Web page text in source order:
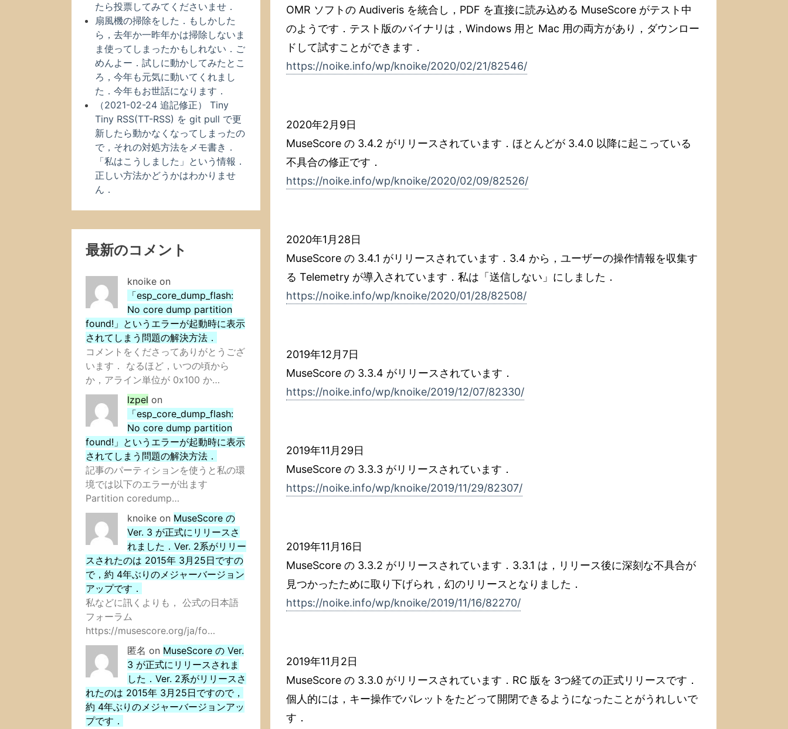
OMR ソフトの Audiveris を統合し，PDF を直接に読み込める MuseScore がテスト中
のようです．テスト版のバイナリは，Windows 用と Mac 用の両方があり，ダウンロー
ドして試すことができます．
https://noike.info/wp/knoike/2020/02/21/82546/
2020年2月9日
MuseScore の 3.4.2 がリリースされています．ほとんどが 3.4.0 以降に起こっている
不具合の修正です．
https://noike.info/wp/knoike/2020/02/09/82526/
2020年1月28日
MuseScore の 3.4.1 がリリースされています．3.4 から，ユーザーの操作情報を収集す
る Telemetry が導入されています．私は「送信しない」にしました．
https://noike.info/wp/knoike/2020/01/28/82508/
2019年12月7日
MuseScore の 3.3.4 がリリースされています．
https://noike.info/wp/knoike/2019/12/07/82330/
2019年11月29日
MuseScore の 3.3.3 がリリースされています．
https://noike.info/wp/knoike/2019/11/29/82307/
2019年11月16日
MuseScore の 3.3.2 がリリースされています．3.3.1 は，リリース後に深刻な不具合が
見つかったために取り下げられ，幻のリリースとなりました．
https://noike.info/wp/knoike/2019/11/16/82270/
2019年11月2日
MuseScore の 3.3.0 がリリースされています．RC 版を 3つ経ての正式リリースです．
個人的には，キー操作でパレットをたどって開閉できるようになったことがうれしいで
す．
たら投票してみてくださいませ．
扇風機の掃除をした．もしかした
ら，去年か一昨年かは掃除しないま
ま使ってしまったかもしれない．ご
めんよー．試しに動かしてみたとこ
ろ，今年も元気に動いてくれまし
た．今年もお世話になります．
（2021-02-24 追記修正） Tiny
Tiny RSS(TT-RSS) を git pull で更
新したら動かなくなってしまったの
で，それの対処方法をメモ書き．
「私はこうしました」という情報．
正しい方法かどうかはわかりませ
ん．
最新のコメント
knoike on
「esp_core_dump_flash:
No core dump partition
found!」というエラーが起動時に表示
されてしまう問題の解決方法．
コメントをくださってありがとうござ
います． なるほど，いつの頃から
か，アライン単位が 0x100 か…
lzpel on
「esp_core_dump_flash:
No core dump partition
found!」というエラーが起動時に表示
されてしまう問題の解決方法．
記事のパーティションを使うと私の環
境では以下のエラーが出ます
Partition coredump…
knoike on MuseScore の
Ver. 3 が正式にリリースさ
れました．Ver. 2系がリリー
スされたのは 2015年 3月25日ですの
で，約 4年ぶりのメジャーバージョン
アップです．
私などに訊くよりも， 公式の日本語
フォーラム
https://musescore.org/ja/fo…
匿名 on MuseScore の Ver.
3 が正式にリリースされま
した．Ver. 2系がリリースさ
れたのは 2015年 3月25日ですので，
約 4年ぶりのメジャーバージョンアッ
プです．